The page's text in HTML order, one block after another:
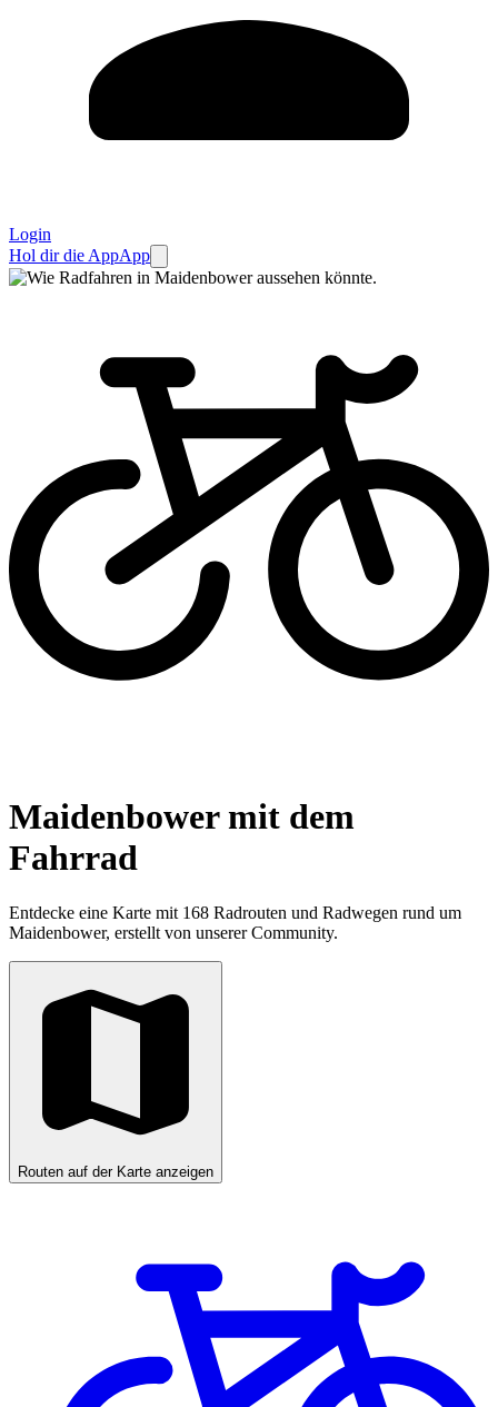
Login
Hol dir die AppApp
Maidenbower mit dem
Fahrrad
Entdecke eine Karte mit 168 Radrouten und Radwegen rund um
Maidenbower, erstellt von unserer Community.
Routen auf der Karte anzeigen